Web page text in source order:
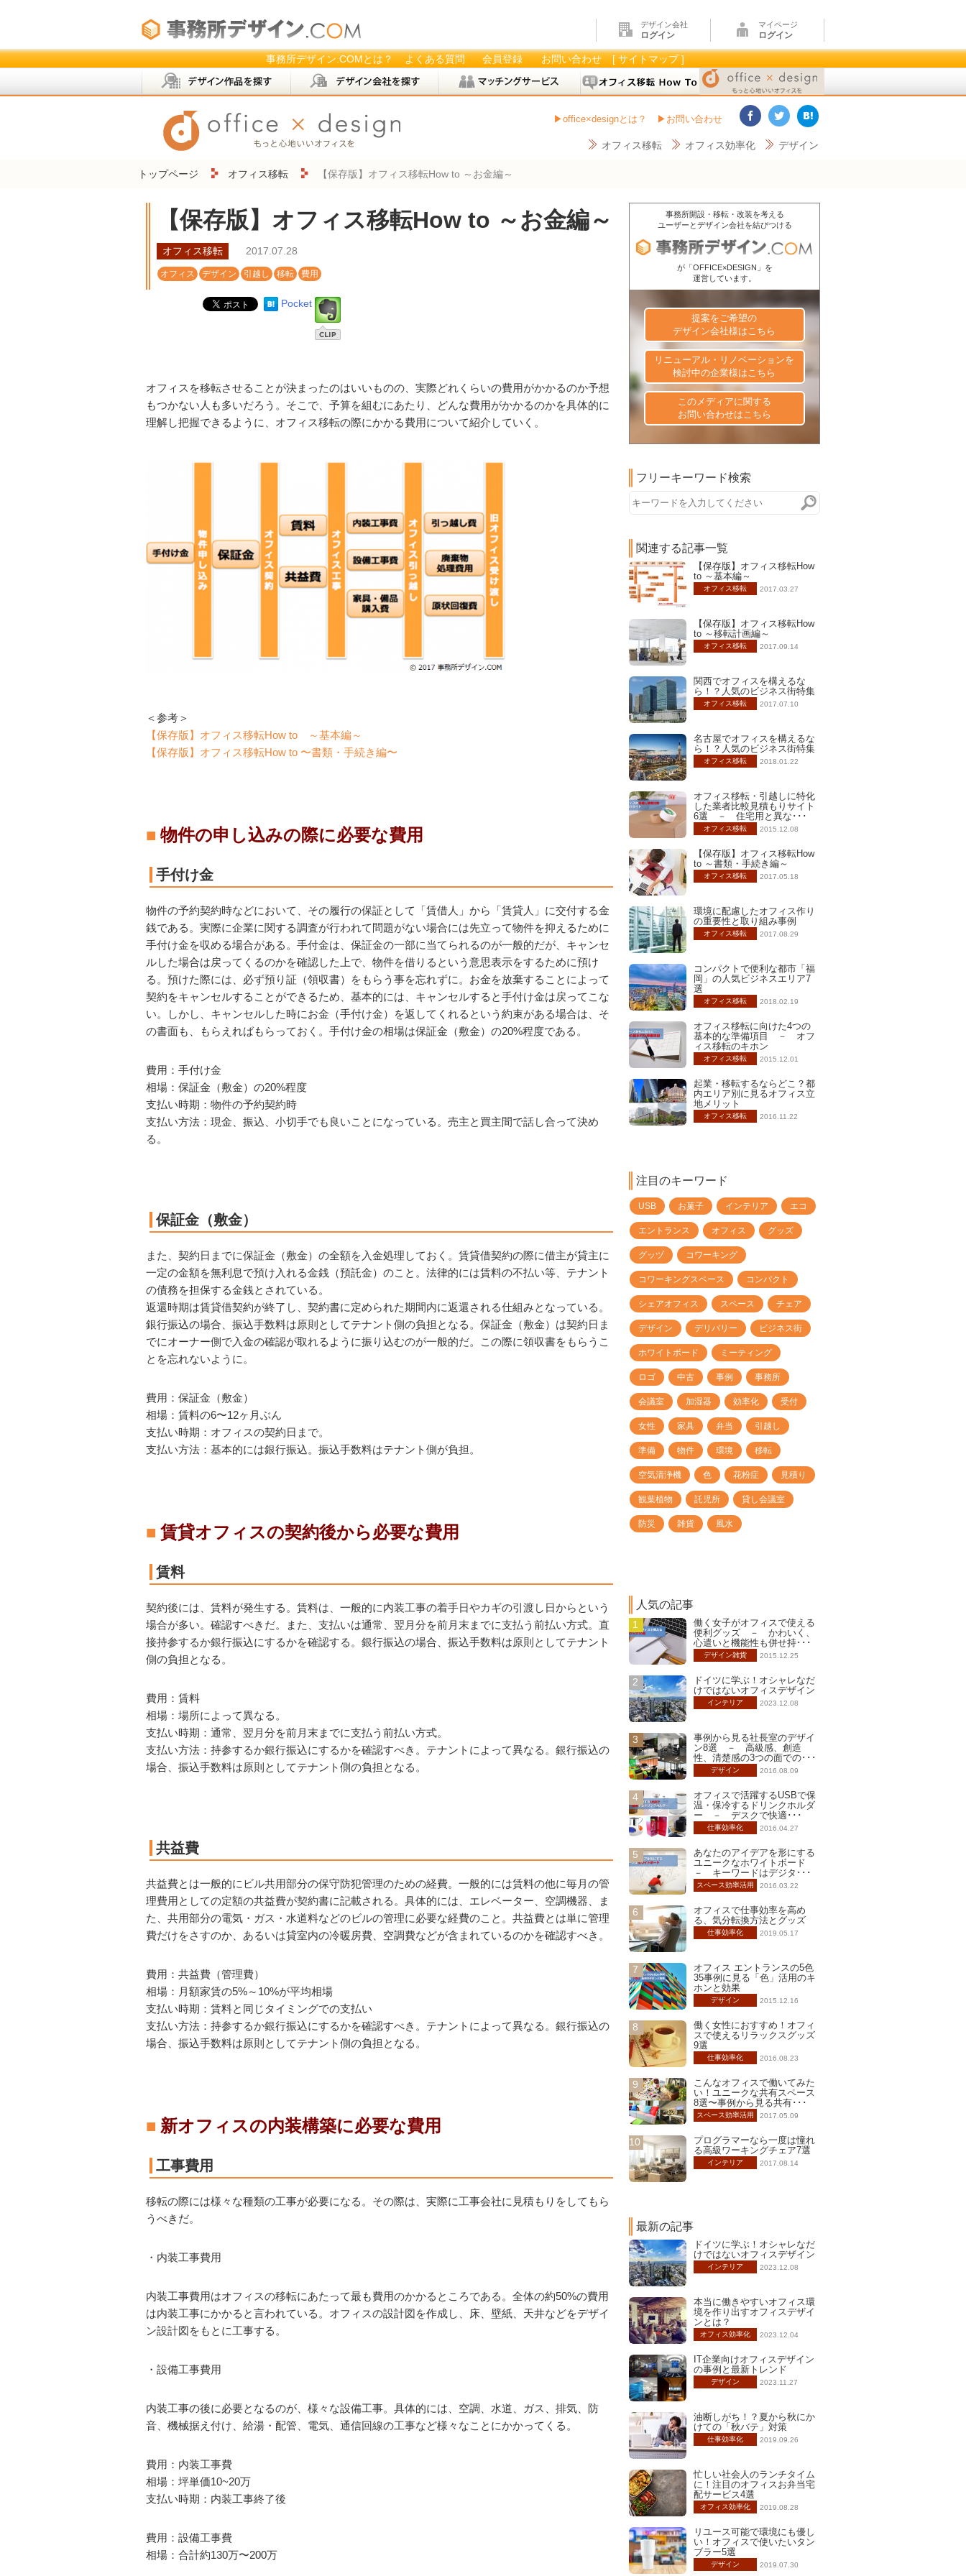
デザイン会社
ログイン
マイページ
ログイン
事務所デザイン.COMとは？ よくある質問 会員登録 お問い合わせ [ サイトマップ ]
office×designとは？ お問い合わせ
オフィス移転 オフィス効率化 デザイン
トップページ オフィス移転 【保存版】オフィス移転How to ～お金編～
【保存版】オフィス移転How to ～お金編～
オフィス移転 2017.07.28
オフィス デザイン 引越し 移転 費用
Pocket
オフィスを移転させることが決まったのはいいものの、実際どれくらいの費用がかかるのか予想
もつかない人も多いだろう。そこで、予算を組むにあたり、どんな費用がかかるのかを具体的に
理解し把握できるように、オフィス移転の際にかかる費用について紹介していく。
＜参考＞
【保存版】オフィス移転How to ～基本編～
【保存版】オフィス移転How to 〜書類・手続き編〜
物件の申し込みの際に必要な費用
手付け金
物件の予約契約時などにおいて、その履行の保証として「賃借人」から「賃貸人」に交付する金
銭である。実際に企業に関する調査が行われて問題がない場合には先立って物件を抑えるために
手付け金を収める場合がある。手付金は、保証金の一部に当てられるのが一般的だが、キャンセ
ルした場合は戻ってくるのかを確認した上で、物件を借りるという意思表示をするために預け
る。預けた際には、 必ず預り証（領収書）をもらう事を忘れずに。お金を放棄することによって
契約をキャンセルすることができるため、基本的には、キャンセルすると手付け金は戻ってこな
い。しかし、キャンセルした時にお金（手付け金）を返してくれるという約束がある場合は、そ
の書面も、もらえればもらっておく。手付け金の相場は保証金（敷金）の20%程度である。
費用：手付け金
相場：保証金（敷金）の20%程度
支払い時期：物件の予約契約時
支払い方法：現金、振込、小切手でも良いことになっている。売主と買主間で話し合って決め
る。
保証金（敷金）
また、契約日までに保証金（敷金）の全額を入金処理しておく。賃貸借契約の際に借主が貸主に
一定の金額を無利息で預け入れる金銭（預託金）のこと。法律的には賃料の不払い等、テナント
の債務を担保する金銭とされている。
返還時期は賃貸借契約が終了し、契約書に定められた期間内に返還される仕組みとなっている。
銀行振込の場合、振込手数料は原則としてテナント側の負担となる。保証金（敷金）は契約日ま
でにオーナー側で入金の確認が取れるように振り込むのが一般的だ。この際に領収書をもらうこ
とを忘れないように。
費用：保証金（敷金）
相場：賃料の6〜12ヶ月ぶん
支払い時期：オフィスの契約日まで。
支払い方法：基本的には銀行振込。振込手数料はテナント側が負担。
賃貸オフィスの契約後から必要な費用
賃料
契約後には、賃料が発生する。賃料は、一般的に内装工事の着手日やカギの引渡し日からという
場合が多い。確認すべきだ。また、支払いは通常、翌月分を前月末までに支払う前払い方式。直
接持参するか銀行振込にするかを確認する。銀行振込の場合、振込手数料は原則としてテナント
側の負担となる。
費用：賃料
相場：場所によって異なる。
支払い時期：通常、翌月分を前月末までに支払う前払い方式。
支払い方法：持参するか銀行振込にするかを確認すべき。テナントによって異なる。銀行振込の
場合、振込手数料は原則としてテナント側の負担となる。
共益費
共益費とは一般的にビル共用部分の保守防犯管理のための経費。一般的には賃料の他に毎月の管
理費用としての定額の共益費が契約書に記載される。具体的には、エレベーター、空調機器、ま
た、共用部分の電気・ガス・水道料などのビルの管理に必要な経費のこと。共益費とは単に管理
費だけをさすのか、あるいは貸室内の冷暖房費、空調費などが含まれているのかを確認すべき。
費用：共益費（管理費）
相場：月額家賃の5%～10%が平均相場
支払い時期：賃料と同じタイミングでの支払い
支払い方法：持参するか銀行振込にするかを確認すべき。テナントによって異なる。銀行振込の
場合、振込手数料は原則としてテナント側の負担となる。
新オフィスの内装構築に必要な費用
工事費用
移転の際には様々な種類の工事が必要になる。その際は、実際に工事会社に見積もりをしてもら
うべきだ。
・内装工事費用
内装工事費用はオフィスの移転にあたって最も費用のかかるところである。全体の約50%の費用
は内装工事にかかると言われている。オフィスの設計図を作成し、床、壁紙、天井などをデザイ
ン設計図をもとに工事する。
・設備工事費用
内装工事の後に必要となるのが、様々な設備工事。具体的には、空調、水道、ガス、排気、防
音、機械据え付け、給湯・配管、電気、通信回線の工事など様々なことにかかってくる。
費用：内装工事費
相場：坪単価10~20万
支払い時期：内装工事終了後
費用：設備工事費
相場：合計約130万〜200万
事務所開設・移転・改装を考える
ユーザーとデザイン会社を結びつける
が「OFFICE×DESIGN」を
運営しています。
提案をご希望の
デザイン会社様はこちら
リニューアル・リノベーションを
検討中の企業様はこちら
このメディアに関する
お問い合わせはこちら
フリーキーワード検索
関連する記事一覧
【保存版】オフィス移転How
to ～基本編～
オフィス移転 2017.03.27
【保存版】オフィス移転How
to ～移転計画編～
オフィス移転 2017.09.14
関西でオフィスを構えるな
ら！？人気のビジネス街特集
オフィス移転 2017.07.10
名古屋でオフィスを構えるな
ら！？人気のビジネス街特集
オフィス移転 2018.01.22
オフィス移転・引越しに特化
した業者比較見積もりサイト
6選 － 住宅用と異な･･･
オフィス移転 2015.12.08
【保存版】オフィス移転How
to ～書類・手続き編～
オフィス移転 2017.05.18
環境に配慮したオフィス作り
の重要性と取り組み事例
オフィス移転 2017.08.29
コンパクトで便利な都市「福
岡」の人気ビジネスエリア7
選
オフィス移転 2018.02.19
オフィス移転に向けた4つの
基本的な準備項目 － オフ
ィス移転のキホン
オフィス移転 2015.12.01
起業・移転するならどこ？都
内エリア別に見るオフィス立
地メリット
オフィス移転 2016.11.22
注目のキーワード
USB お菓子 インテリア エコ
エントランス オフィス グッズ
グッヅ コワーキング
コワーキングスペース コンパクト
シェアオフィス スペース チェア
デザイン デリバリー ビジネス街
ホワイトボード ミーティング
ロゴ 中古 事例 事務所
会議室 加湿器 効率化 受付
女性 家具 弁当 引越し
準備 物件 環境 移転
空気清浄機 色 花粉症 見積り
観葉植物 託児所 貸し会議室
防災 雑貨 風水
人気の記事
働く女子がオフィスで使える
便利グッズ － かわいく、
心遣いと機能性も併せ持･･･
デザイン雑貨 2015.12.25
ドイツに学ぶ！オシャレなだ
けではないオフィスデザイン
インテリア 2023.12.08
事例から見る社長室のデザイ
ン8選 － 高級感、創造
性、清楚感の3つの面での･･･
デザイン 2016.08.09
オフィスで活躍するUSBで保
温・保冷するドリンクホルダ
ー － デスクで快適･･･
仕事効率化 2016.04.27
あなたのアイデアを形にする
ユニークなホワイトボード
－ キーワードはデジタ･･･
スペース効率活用 2016.03.22
オフィスで仕事効率を高め
る、気分転換方法とグッズ
仕事効率化 2019.05.17
オフィス エントランスの5色
35事例に見る「色」活用のキ
ホンと効果
デザイン 2015.12.16
働く女性におすすめ！オフィ
スで使えるリラックスグッズ
9選
仕事効率化 2016.08.23
こんなオフィスで働いてみた
い！ユニークな共有スペース
8選〜事例から見る共有･･･
スペース効率活用 2017.05.09
プログラマーなら一度は憧れ
る高級ワーキングチェア7選
インテリア 2017.08.14
最新の記事
ドイツに学ぶ！オシャレなだ
けではないオフィスデザイン
インテリア 2023.12.08
本当に働きやすいオフィス環
境を作り出すオフィスデザイ
ンとは？
オフィス効率化 2023.12.04
IT企業向けオフィスデザイン
の事例と最新トレンド
デザイン 2023.11.27
油断しがち！？夏から秋にか
けての「秋バテ」対策
仕事効率化 2019.09.26
忙しい社会人のランチタイム
に！注目のオフィスお弁当宅
配サービス4選
オフィス効率化 2019.08.28
リユース可能で環境にも優し
い！オフィスで使いたいタン
ブラー5選
デザイン 2019.07.30